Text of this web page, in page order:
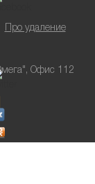
Про удаление
Офис 112